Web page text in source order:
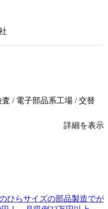
/ 電子部品系工場 / 交替
詳細を表示